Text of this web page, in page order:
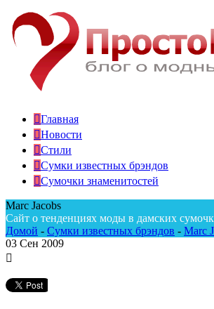
Главная
Новости
Стили
Сумки известных брэндов
Сумочки знаменитостей
Marc Jacobs
Сайт о тенденциях моды в дамских
Домой - Сумки известных брэндов - Marc
03 Сен 2009